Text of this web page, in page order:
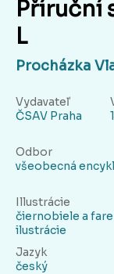
Příruční
L
Procházka
Vydavateľ
ČSAV Praha
Odbor
všeobecná
Illustrácie
čiernobiele a
ilustrácie
Jazyk
český